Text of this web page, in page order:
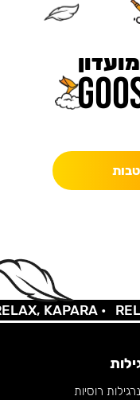
KAPARA •
נרגילות רוסיות